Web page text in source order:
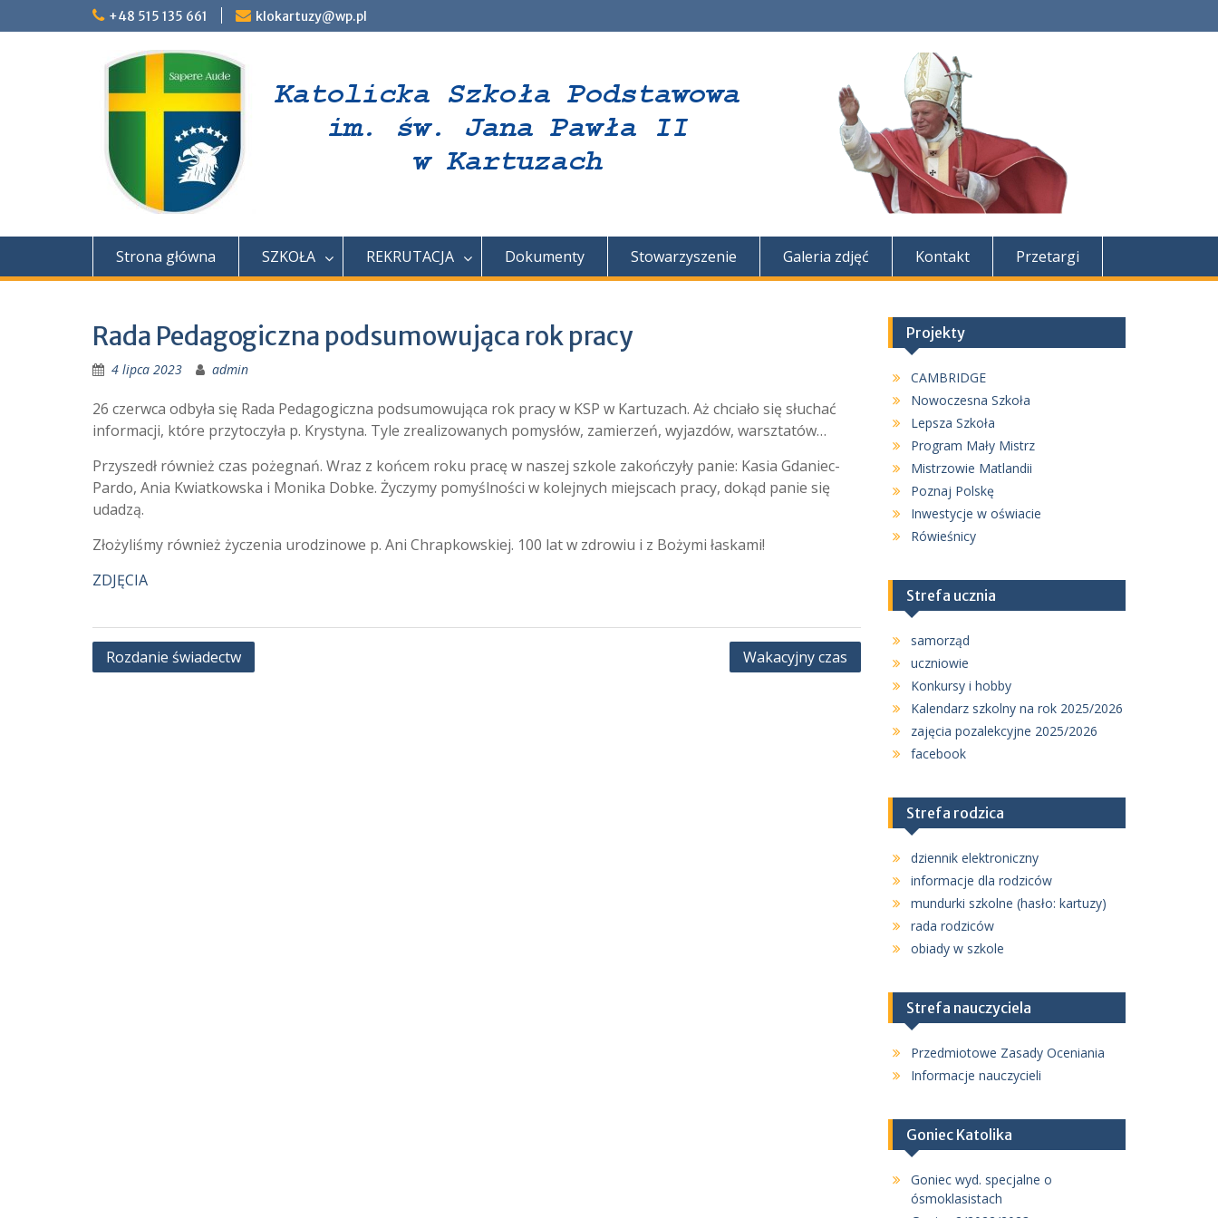
to
+48 515 135 661 klokartuzy@wp.pl
Strona główna SZKOŁA REKRUTACJA Dokumenty Stowarzyszenie Galeria zdjęć Kontakt Przetargi
Rada Pedagogiczna podsumowująca rok pracy
4 lipca 2023 admin
26 czerwca odbyła się Rada Pedagogiczna podsumowująca rok pracy w KSP w Kartuzach. Aż chciało się słuchać
informacji, które przytoczyła p. Krystyna. Tyle zrealizowanych pomysłów, zamierzeń, wyjazdów, warsztatów…
Przyszedł również czas pożegnań. Wraz z końcem roku pracę w naszej szkole zakończyły panie: Kasia Gdaniec-
Pardo, Ania Kwiatkowska i Monika Dobke. Życzymy pomyślności w kolejnych miejscach pracy, dokąd panie się
udadzą.
Złożyliśmy również życzenia urodzinowe p. Ani Chrapkowskiej. 100 lat w zdrowiu i z Bożymi łaskami!
ZDJĘCIA
Nawigacja
Rozdanie świadectw Wakacyjny czas
Projekty
CAMBRIDGE
Nowoczesna Szkoła
Lepsza Szkoła
Program Mały Mistrz
Mistrzowie Matlandii
Poznaj Polskę
Inwestycje w oświacie
Rówieśnicy
Strefa ucznia
samorząd
uczniowie
Konkursy i hobby
Kalendarz szkolny na rok 2025/2026
zajęcia pozalekcyjne 2025/2026
facebook
Strefa rodzica
dziennik elektroniczny
informacje dla rodziców
mundurki szkolne (hasło: kartuzy)
rada rodziców
obiady w szkole
Strefa nauczyciela
Przedmiotowe Zasady Oceniania
Informacje nauczycieli
Goniec Katolika
Goniec wyd. specjalne o
ósmoklasistach